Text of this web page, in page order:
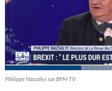
Philippe Naszályi sur BFM TV